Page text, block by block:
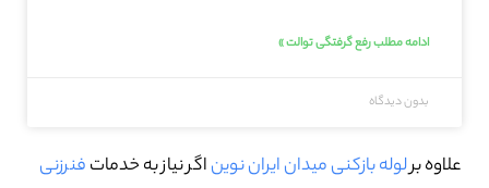
ادامه مطلب رفع گرفتگی توالت »
بدون دیدگاه
علاوه برلوله بازکنی میدان ایران نویناگر نیاز به خدماتفنرزنی